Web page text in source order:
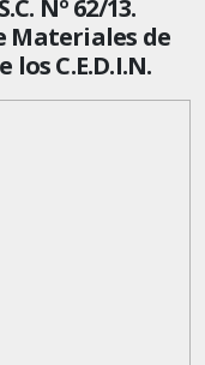
Nº 62/13.
Materiales de
C.E.D.I.N.